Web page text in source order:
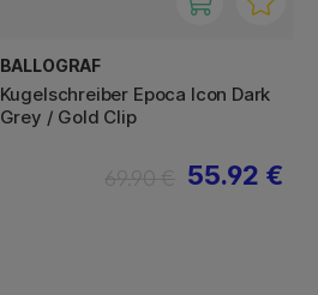
BALLOGRAF
Kugelschreiber Epoca Icon Dark
Grey / Gold Clip
55.92 €